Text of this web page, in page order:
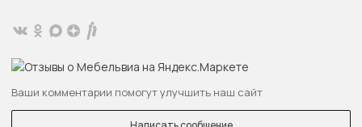
Ваши комментарии помогут улучшить наш сайт